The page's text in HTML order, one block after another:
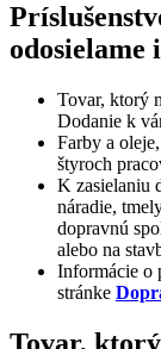
odosielame
Tovar, ktorý
Dodanie k
Farby a
štyroch
K zasielaniu
náradie,
dopravnú
alebo na
Informácie o
stránke